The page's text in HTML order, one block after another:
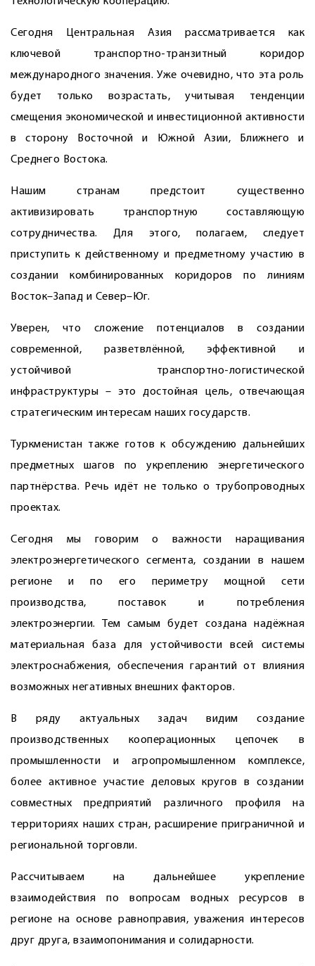
Сегодня Центральная Азия рассмат­ривается как
ключевой транспортно-транзитный коридор
международного значения. Уже очевидно, что эта роль
будет только возрастать, учитывая тенденции
смещения экономической и инвес­тиционной активности
в сторону Восточной и Южной Азии, Ближнего и
Среднего Востока.
Нашим странам предстоит существенно
активизировать транспортную составляющую
сотрудничества. Для этого, полагаем, следует
приступить к действенному и предметному участию в
создании комбинированных коридоров по линиям
Восток–Запад и Север–Юг.
Уверен, что сложение потенциалов в создании
современной, разветвлённой, эффективной и
устойчивой транспортно-­логистической
инфраструктуры – это достойная цель, отвечающая
стратегическим интересам наших государств.
Туркменистан также готов к обсуждению дальнейших
предметных шагов по укреплению энергетического
парт­нёрства. Речь идёт не только о трубопроводных
проектах.
Сегодня мы говорим о важности наращивания
электроэнергетического сегмента, создании в нашем
регионе и по его периметру мощной сети
производства, поставок и потребления
электроэнергии. Тем самым будет создана надёжная
материальная база для устойчивости всей системы
электроснабжения, обеспечения гарантий от влияния
возможных негативных внешних факторов.
В ряду актуальных задач видим создание
производственных кооперационных цепочек в
промышленности и агропромышленном комплексе,
более активное участие деловых кругов в создании
совместных предприятий различного профиля на
территориях наших стран, расширение приграничной и
региональной торговли.
Рассчитываем на дальнейшее укрепление
взаимодействия по вопросам водных ресурсов в
регионе на основе равноправия, уважения интересов
друг друга, взаимопонимания и солидарности.